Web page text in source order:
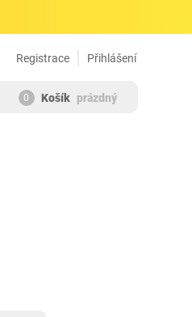
Přihlášení
Registrace
0 Košík prázdný